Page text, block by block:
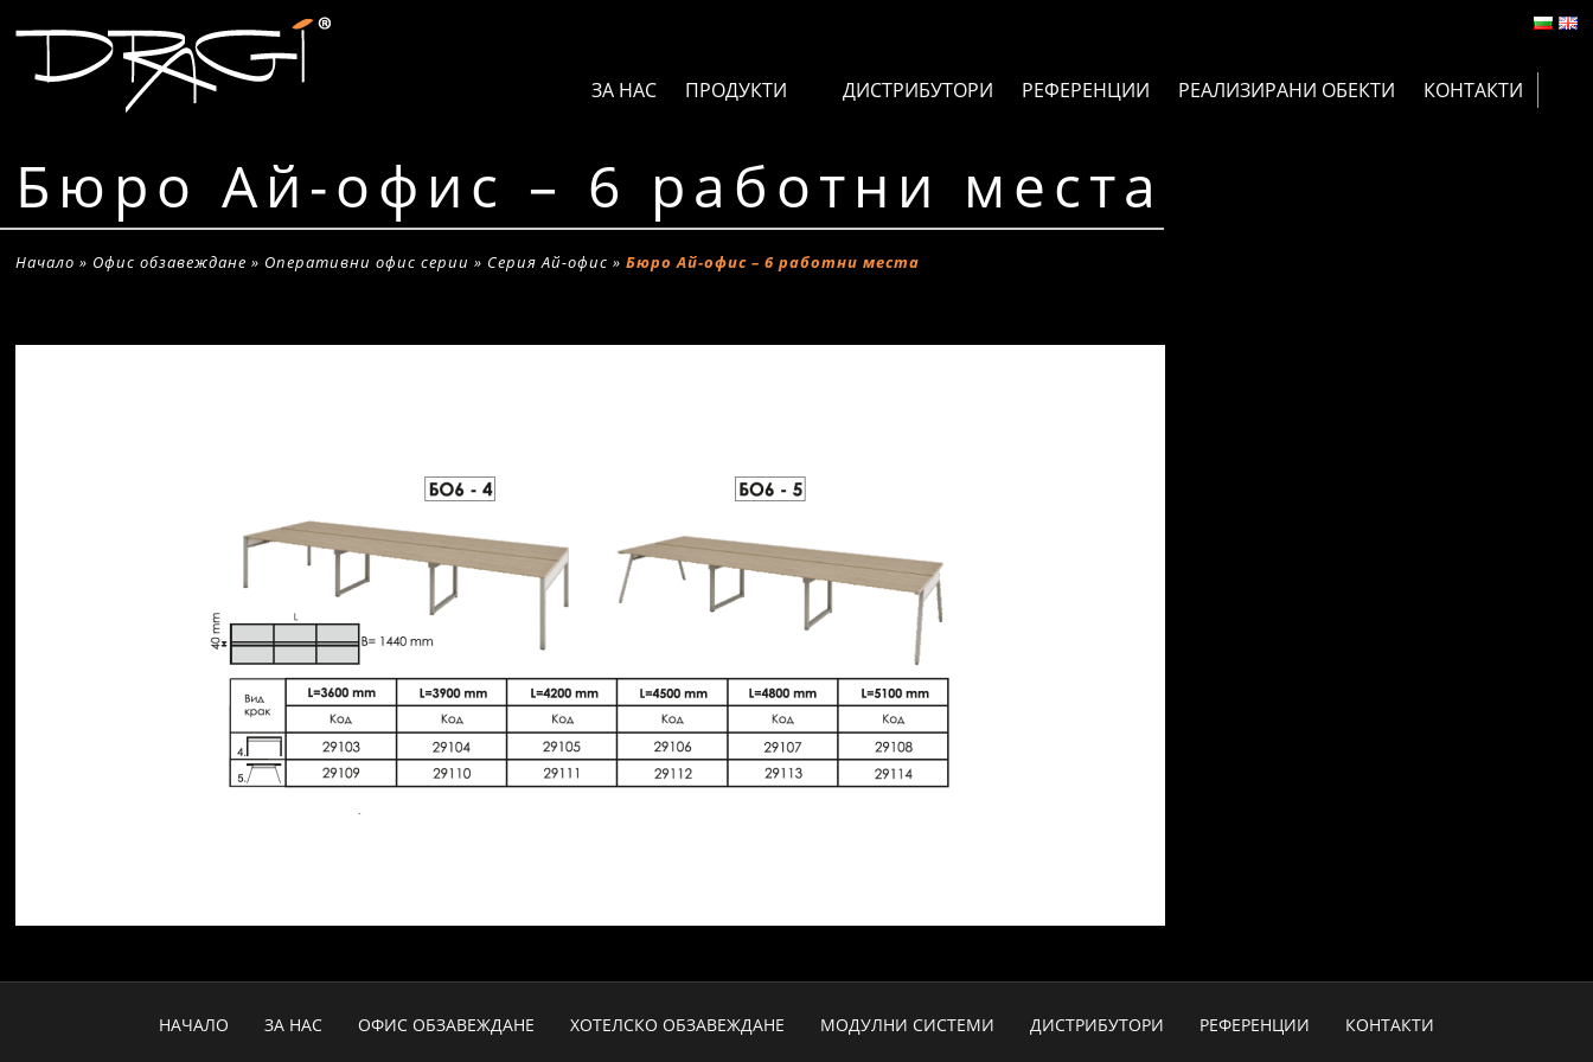
ЗА НАС ПРОДУКТИ ДИСТРИБУТОРИ РЕФЕРЕНЦИИ РЕАЛИЗИРАНИ ОБЕКТИ КОНТАКТИ
Бюро Ай-офис – 6 работни места
Начало » Офис обзавеждане » Оперативни офис серии » Серия Ай-офис »Бюро Ай-офис – 6 работни места
НАЧАЛО ЗА НАС ОФИС ОБЗАВЕЖДАНЕ ХОТЕЛСКО ОБЗАВЕЖДАНЕ МОДУЛНИ СИСТЕМИ ДИСТРИБУТОРИ РЕФЕРЕНЦИИ КОНТАКТИ